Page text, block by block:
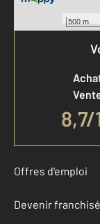
500 m
8,7/
Offres d'emploi
Devenir franchisé